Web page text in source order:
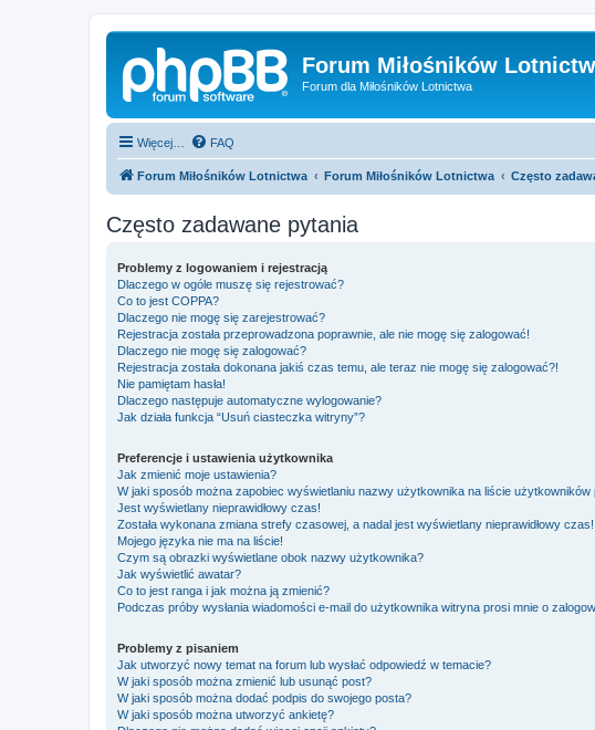
Forum Miłośników
Forum dla Miłośników Lotnictwa
Więcej… FAQ
Forum Miłośników Lotnictwa Forum Miłośników Lotnictwa Często
Często zadawane pytania
Problemy z logowaniem i rejestracją
Dlaczego w ogóle muszę się rejestrować?
Co to jest COPPA?
Dlaczego nie mogę się zarejestrować?
Rejestracja została przeprowadzona poprawnie, ale nie mogę się zalogować!
Dlaczego nie mogę się zalogować?
Rejestracja została dokonana jakiś czas temu, ale teraz nie mogę się zalogować?!
Nie pamiętam hasła!
Dlaczego następuje automatyczne wylogowanie?
Jak działa funkcja “Usuń ciasteczka witryny”?
Preferencje i ustawienia użytkownika
Jak zmienić moje ustawienia?
W jaki sposób można zapobiec wyświetlaniu nazwy użytkownika na liście
Jest wyświetlany nieprawidłowy czas!
Została wykonana zmiana strefy czasowej, a nadal jest wyświetlany nieprawidłowy czas!
Mojego języka nie ma na liście!
Czym są obrazki wyświetlane obok nazwy użytkownika?
Jak wyświetlić awatar?
Co to jest ranga i jak można ją zmienić?
Podczas próby wysłania wiadomości e-mail do użytkownika witryna prosi mnie o
Problemy z pisaniem
Jak utworzyć nowy temat na forum lub wysłać odpowiedź w temacie?
W jaki sposób można zmienić lub usunąć post?
W jaki sposób można dodać podpis do swojego posta?
W jaki sposób można utworzyć ankietę?